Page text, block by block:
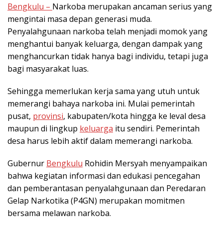
Bengkulu – Narkoba merupakan ancaman serius yang
mengintai masa depan generasi muda.
Penyalahgunaan narkoba telah menjadi momok yang
menghantui banyak keluarga, dengan dampak yang
menghancurkan tidak hanya bagi individu, tetapi juga
bagi masyarakat luas.
Sehingga memerlukan kerja sama yang utuh untuk
memerangi bahaya narkoba ini. Mulai pemerintah
pusat, provinsi, kabupaten/kota hingga ke leval desa
maupun di lingkup keluarga itu sendiri. Pemerintah
desa harus lebih aktif dalam memerangi narkoba.
Gubernur Bengkulu Rohidin Mersyah menyampaikan
bahwa kegiatan informasi dan edukasi pencegahan
dan pemberantasan penyalahgunaan dan Peredaran
Gelap Narkotika (P4GN) merupakan momitmen
bersama melawan narkoba.